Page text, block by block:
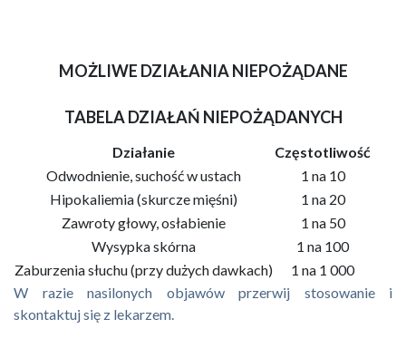
MOŻLIWE DZIAŁANIA NIEPOŻĄDANE
TABELA DZIAŁAŃ NIEPOŻĄDANYCH
Działanie
Częstotliwość
Odwodnienie, suchość w ustach
1 na 10
Hipokaliemia (skurcze mięśni)
1 na 20
Zawroty głowy, osłabienie
1 na 50
Wysypka skórna
1 na 100
Zaburzenia słuchu (przy dużych dawkach)
1 na 1 000
W razie nasilonych objawów przerwij stosowanie i
skontaktuj się z lekarzem.